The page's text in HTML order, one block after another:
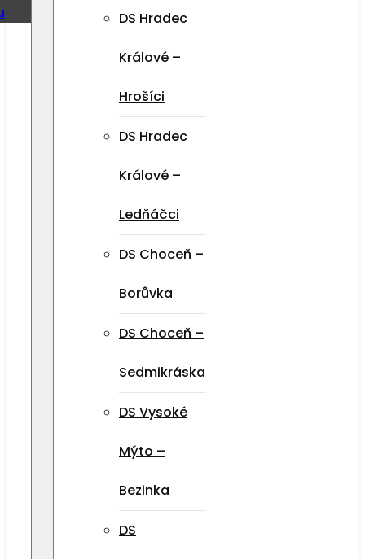
DS Hradec
Králové –
Hrošíci
DS Hradec
Králové –
Ledňáčci
DS Choceň –
Borůvka
DS Choceň –
Sedmikráska
DS Vysoké
Mýto –
Bezinka
DS